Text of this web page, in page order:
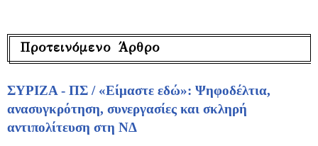
Προτεινόμενο Άρθρο
ΣΥΡΙΖΑ - ΠΣ / «Είμαστε εδώ»: Ψηφοδέλτια,
ανασυγκρότηση, συνεργασίες και σκληρή
αντιπολίτευση στη ΝΔ